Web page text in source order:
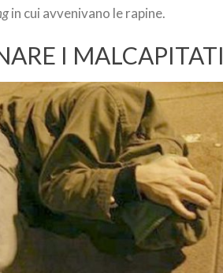
in cui avvenivano le rapine.
I MALCAPITATI